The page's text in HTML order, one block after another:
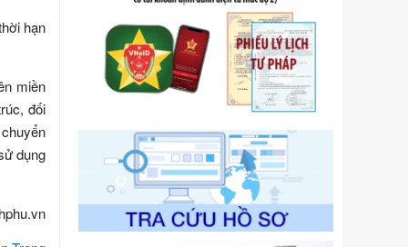
hạn
miền
đối
dụng
105/2026/TT-BTC
Tên: Thông tư số 105/2026/TT-BTC
của Bộ Tài chính: Bãi bỏ Thông tư số
87/2019/TT- BТC ngày 19 tháng 12
năm 2019 của Bộ trưởng Bộ Tài
chính hướng dẫn thực hiện xử phạt
vi phạm hành chính trong lĩnh vực
kho bạc nhà nước
Ngày ban hành: 21/07/2026
Số kí hiệu:291/2026/NĐ-CP
Tên: Nghị định số 291/2026/NĐ-CP
của Chính phủ: Sửa đổi, bổ sung